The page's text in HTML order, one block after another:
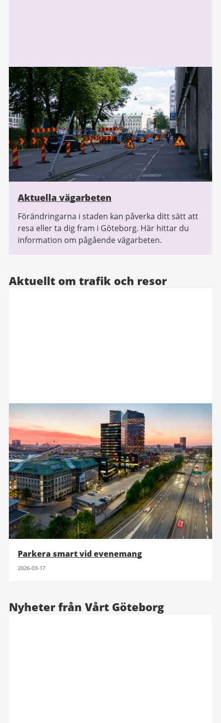
Aktuella vägarbeten
Förändringarna i staden kan påverka ditt sätt att
resa eller ta dig fram i Göteborg. Här hittar du
information om pågående vägarbeten.
Aktuellt om trafik och resor
Parkera smart vid evenemang
2026-03-17
Nyheter från Vårt Göteborg